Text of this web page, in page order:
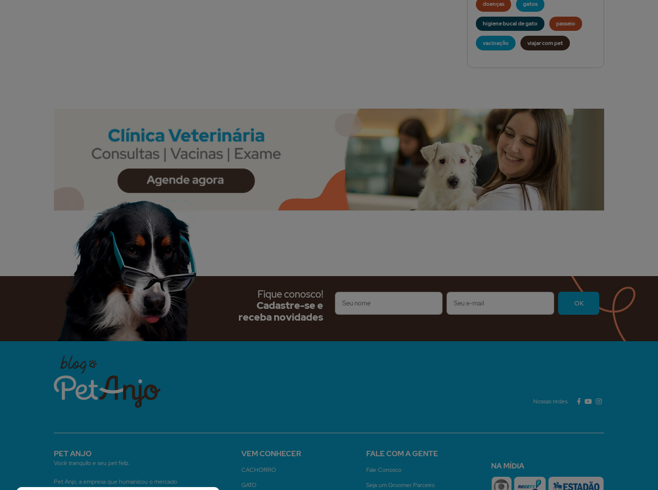
doenças gatos
higiene bucal de gato passeio
vacinação viajar com pet
Fique conosco!
Cadastre-se e
receba novidades
Nossas redes:
PET ANJO
Você tranquilo e seu pet feliz.
Pet Anjo, a empresa que humanizou o mercado
VEM CONHECER
CACHORRO
GATO
FALE COM A GENTE
Fale Conosco
Seja um Groomer Parceiro
NA MÍDIA